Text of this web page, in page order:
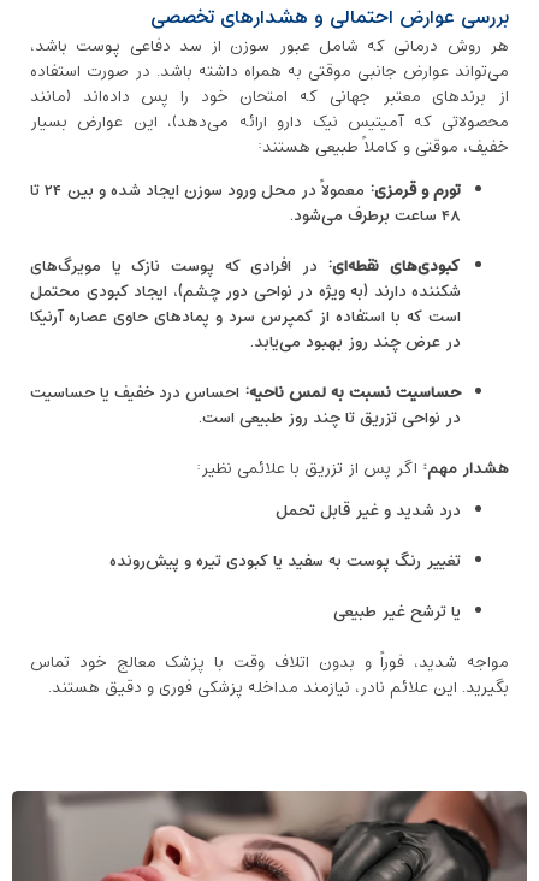
بررسی عوارض احتمالی و هشدارهای تخصصی
هر روش درمانی که شامل عبور سوزن از سد دفاعی پوست باشد،
می‌تواند عوارض جانبی موقتی به همراه داشته باشد. در صورت استفاده
از برندهای معتبر جهانی که امتحان خود را پس داده‌اند (مانند
محصولاتی که آمیتیس نیک دارو ارائه می‌دهد)، این عوارض بسیار
خفیف، موقتی و کاملاً طبیعی هستند:
تورم و قرمزی:
معمولاً در محل ورود سوزن ایجاد شده و بین ۲۴ تا
۴۸ ساعت برطرف می‌شود.
کبودی‌های نقطه‌ای: در افرادی که پوست نازک یا مویرگ‌های
شکننده دارند (به ویژه در نواحی دور چشم)، ایجاد کبودی محتمل
است که با استفاده از کمپرس سرد و پمادهای حاوی عصاره آرنیکا
در عرض چند روز بهبود می‌یابد.
حساسیت نسبت به لمس ناحیه: احساس درد خفیف یا حساسیت
در نواحی تزریق تا چند روز طبیعی است.
هشدار مهم: اگر پس از تزریق با علائمی نظیر:
درد شدید و غیر قابل تحمل
تغییر رنگ پوست به سفید یا کبودی تیره و پیش‌رونده
یا ترشح غیر طبیعی
مواجه شدید، فوراً و بدون اتلاف وقت با پزشک معالج خود تماس
بگیرید. این علائم نادر، نیازمند مداخله پزشکی فوری و دقیق هستند.